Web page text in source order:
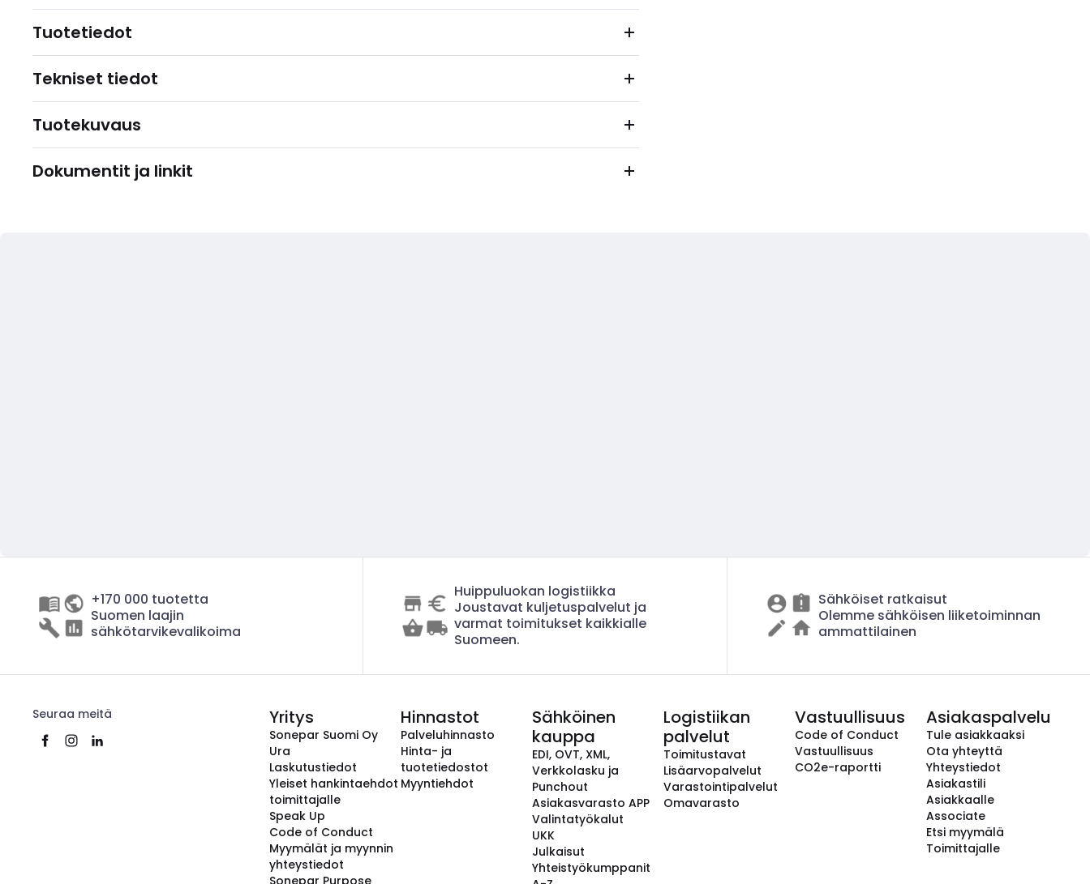
Tuotetiedot
Tekniset tiedot
Tuotekuvaus
Dokumentit ja linkit
+170 000 tuotetta
Suomen laajin
sähkötarvikevalikoima
Huippuluokan logistiikka
Joustavat kuljetuspalvelut ja
varmat toimitukset kaikkialle
Suomeen.
Sähköiset ratkaisut
Olemme sähköisen liiketoiminnan
ammattilainen
Seuraa meitä Yritys
Sonepar Suomi Oy
Ura
Laskutustiedot
Yleiset hankintaehdot
toimittajalle
Speak Up
Code of Conduct
Myymälät ja myynnin
yhteystiedot
Sonepar Purpose
Hinnastot
Palveluhinnasto
Hinta- ja
tuotetiedostot
Myyntiehdot
Sähköinen
kauppa
EDI, OVT, XML,
Verkkolasku ja
Punchout
Asiakasvarasto APP
Valintatyökalut
UKK
Julkaisut
Yhteistyökumppanit
Logistiikan
palvelut
Toimitustavat
Lisäarvopalvelut
Varastointipalvelut
Omavarasto
Vastuullisuus
Code of Conduct
Vastuullisuus
CO2e-raportti
Asiakaspalvelu
Tule asiakkaaksi
Ota yhteyttä
Yhteystiedot
Asiakastili
Asiakkaalle
Associate
Etsi myymälä
Toimittajalle